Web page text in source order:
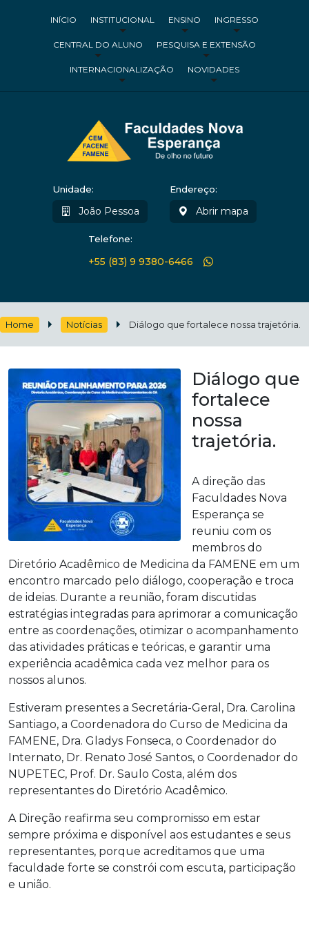
INÍCIO INSTITUCIONAL ENSINO INGRESSO
CENTRAL DO ALUNO PESQUISA E EXTENSÃO
INTERNACIONALIZAÇÃO NOVIDADES
Unidade:
João Pessoa
Endereço:
Abrir mapa
Telefone:
+55 (83) 9 9380-6466
Home Notícias Diálogo que fortalece nossa trajetória.
Diálogo que
fortalece
nossa
trajetória.
A direção das
Faculdades Nova
Esperança se
reuniu com os
membros do
Diretório Acadêmico de Medicina da FAMENE em um
encontro marcado pelo diálogo, cooperação e troca
de ideias. Durante a reunião, foram discutidas
estratégias integradas para aprimorar a comunicação
entre as coordenações, otimizar o acompanhamento
das atividades práticas e teóricas, e garantir uma
experiência acadêmica cada vez melhor para os
nossos alunos.
Estiveram presentes a Secretária-Geral, Dra. Carolina
Santiago, a Coordenadora do Curso de Medicina da
FAMENE, Dra. Gladys Fonseca, o Coordenador do
Internato, Dr. Renato José Santos, o Coordenador do
NUPETEC, Prof. Dr. Saulo Costa, além dos
representantes do Diretório Acadêmico.
A Direção reafirma seu compromisso em estar
sempre próxima e disponível aos estudantes e seus
representantes, porque acreditamos que uma
faculdade forte se constrói com escuta, participação
e união.